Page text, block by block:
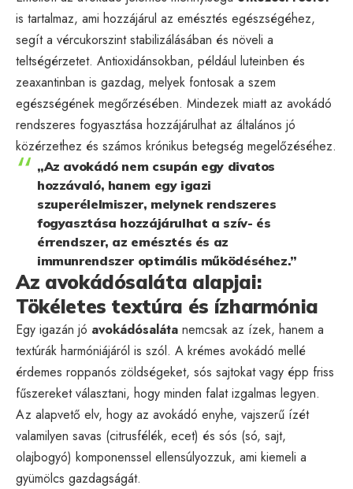
is tartalmaz, ami hozzájárul az emésztés egészségéhez,
segít a vércukorszint stabilizálásában és növeli a
teltségérzetet. Antioxidánsokban, például luteinben és
zeaxantinban is gazdag, melyek fontosak a szem
egészségének megőrzésében. Mindezek miatt az avokádó
rendszeres fogyasztása hozzájárulhat az általános jó
közérzethez és számos krónikus betegség megelőzéséhez.
„Az avokádó nem csupán egy divatos
hozzávaló, hanem egy igazi
szuperélelmiszer, melynek rendszeres
fogyasztása hozzájárulhat a szív- és
érrendszer, az emésztés és az
immunrendszer optimális működéséhez.”
Az avokádósaláta alapjai:
Tökéletes textúra és ízharmónia
Egy igazán jó avokádósaláta nemcsak az ízek, hanem a
textúrák harmóniájáról is szól. A krémes avokádó mellé
érdemes roppanós zöldségeket, sós sajtokat vagy épp friss
fűszereket választani, hogy minden falat izgalmas legyen.
Az alapvető elv, hogy az avokádó enyhe, vajszerű ízét
valamilyen savas (citrusfélék, ecet) és sós (só, sajt,
olajbogyó) komponenssel ellensúlyozzuk, ami kiemeli a
gyümölcs gazdagságát.